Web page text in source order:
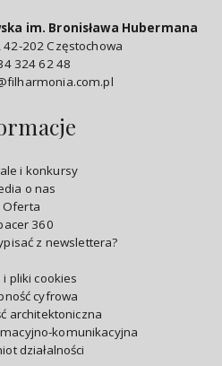
im. Bronisława Hubermana
42-202 Częstochowa
324 62 48
i konkursy
o nas
Oferta
360
z newslettera?
i pliki cookies
cyfrowa
architektoniczna
komunikacyjna
działalności